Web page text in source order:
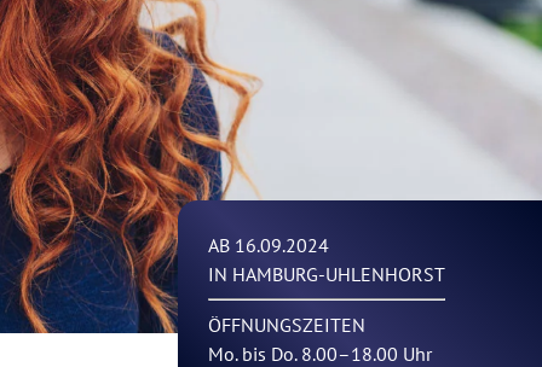
AB 16.09.2024
IN HAMBURG-UHLENHORST
ÖFFNUNGSZEITEN
Mo. bis Do. 8.00–18.00 Uhr